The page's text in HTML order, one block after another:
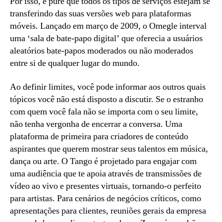
transferindo das suas versões web para plataformas
móveis. Lançado em março de 2009, o Omegle interval
uma ‘sala de bate-papo digital’ que oferecia a usuários
aleatórios bate-papos moderados ou não moderados
entre si de qualquer lugar do mundo.
Ao definir limites, você pode informar aos outros quais
tópicos você não está disposto a discutir. Se o estranho
com quem você fala não se importa com o seu limite,
não tenha vergonha de encerrar a conversa. Uma
plataforma de primeira para criadores de conteúdo
aspirantes que querem mostrar seus talentos em música,
dança ou arte. O Tango é projetado para engajar com
uma audiência que te apoia através de transmissões de
vídeo ao vivo e presentes virtuais, tornando-o perfeito
para artistas. Para cenários de negócios críticos, como
apresentações para clientes, reuniões gerais da empresa